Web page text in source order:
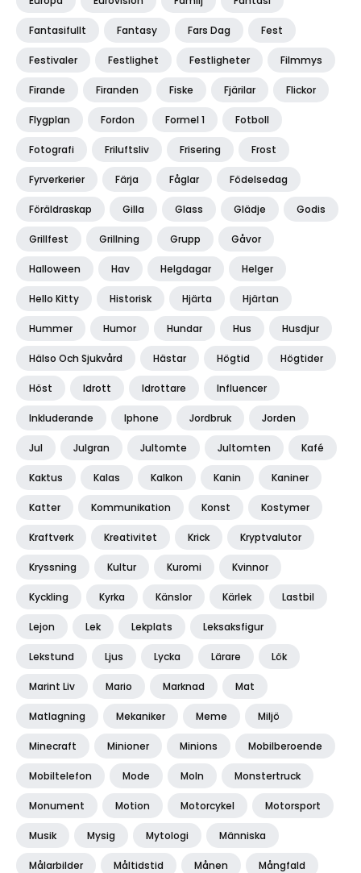
Fantasifullt Fantasy Fars Dag Fest
Festivaler Festlighet Festligheter Filmmys
Firande Firanden Fiske Fjärilar Flickor
Flygplan Fordon Formel 1 Fotboll
Fotografi Friluftsliv Frisering Frost
Fyrverkerier Färja Fåglar Födelsedag
Föräldraskap Gilla Glass Glädje Godis
Grillfest Grillning Grupp Gåvor
Halloween Hav Helgdagar Helger
Hello Kitty Historisk Hjärta Hjärtan
Hummer Humor Hundar Hus Husdjur
Hälso Och Sjukvård Hästar Högtid Högtider
Höst Idrott Idrottare Influencer
Inkluderande Iphone Jordbruk Jorden
Jul Julgran Jultomte Jultomten Kafé
Kaktus Kalas Kalkon Kanin Kaniner
Katter Kommunikation Konst Kostymer
Kraftverk Kreativitet Krick Kryptvalutor
Kryssning Kultur Kuromi Kvinnor
Kyckling Kyrka Känslor Kärlek Lastbil
Lejon Lek Lekplats Leksaksfigur
Lekstund Ljus Lycka Lärare Lök
Marint Liv Mario Marknad Mat
Matlagning Mekaniker Meme Miljö
Minecraft Minioner Minions Mobilberoende
Mobiltelefon Mode Moln Monstertruck
Monument Motion Motorcykel Motorsport
Musik Mysig Mytologi Människa
Målarbilder Måltidstid Månen Mångfald